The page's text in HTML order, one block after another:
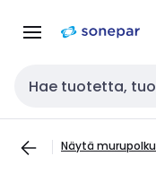
navigointiinsisältöön
Haku
Näytä murupolku